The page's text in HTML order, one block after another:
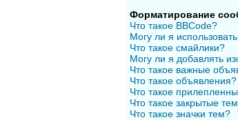
Форматирование
Что такое BBCode?
Могу ли я
Что такое смайлики?
Могу ли я добавлять
Что такое важные
Что такое объявления?
Что такое
Что такое закрытые
Что такое значки тем?